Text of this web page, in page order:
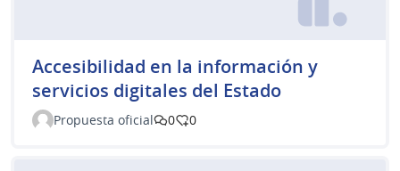
Accesibilidad en la información y
servicios digitales del Estado
Propuesta oficial 0 0